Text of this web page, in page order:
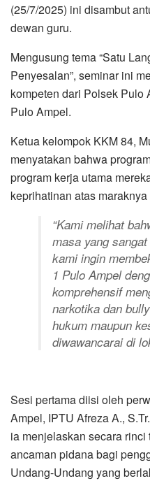
(25/7/2025) ini disambut
dewan guru.
Mengusung tema “Satu
Penyesalan”, seminar ini
kompeten dari Polsek Pulo
Pulo Ampel.
Ketua kelompok KKM 84,
menyatakan bahwa
program kerja utama
keprihatinan atas
“Kami melihat
masa yang
kami ingin
1 Pulo Ampel
komprehensif
narkotika dan
hukum maupun
diwawancarai di
Sesi pertama diisi oleh
Ampel, IPTU Afreza A.,
ia menjelaskan secara
ancaman pidana bagi
Undang-Undang yang